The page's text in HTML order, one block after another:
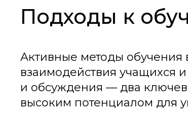
Подходы к
Активные методы
взаимодействия учащихся
и обсуждения — два
высоким потенциалом для